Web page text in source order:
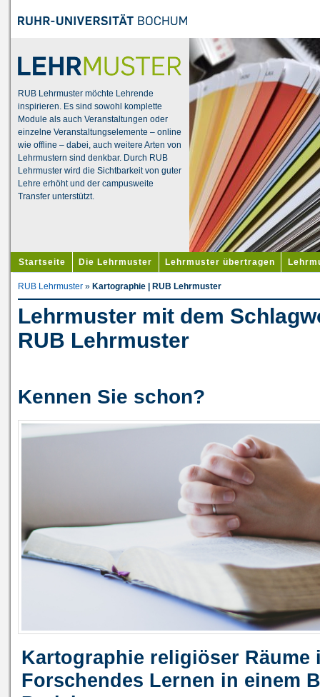
RUB Lehrmuster möchte Lehrende
inspirieren. Es sind sowohl komplette
Module als auch Veranstaltungen oder
einzelne Veranstaltungselemente – online
wie offline – dabei, auch weitere Arten von
Lehrmustern sind denkbar. Durch RUB
Lehrmuster wird die Sichtbarkeit von guter
Lehre erhöht und der campusweite
Transfer unterstützt.
Startseite Die Lehrmuster Lehrmuster übertragen
RUB Lehrmuster » Kartographie | RUB Lehrmuster
Lehrmuster mit dem
RUB Lehrmuster
Kennen Sie schon?
Kartographie religiöser Räume
Forschendes Lernen in einem